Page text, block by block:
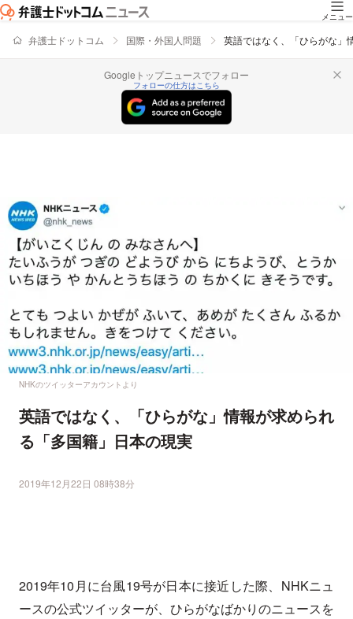
メニュー
弁護士ドットコム 国際・外国人問題 英語ではなく、「ひらがな」
Googleトップニュースでフォロー
フォローの仕方はこちら
NHKのツイッターアカウントより
英語ではなく、「ひらがな」情報が求められ
る「多国籍」日本の現実
2019年12月22日 08時38分
2019年10月に台風19号が日本に接近した際、NHKニュ
ースの公式ツイッターが、ひらがなばかりのニュースを